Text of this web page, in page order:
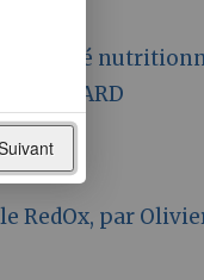
qualité
MENARD
RedOx, par